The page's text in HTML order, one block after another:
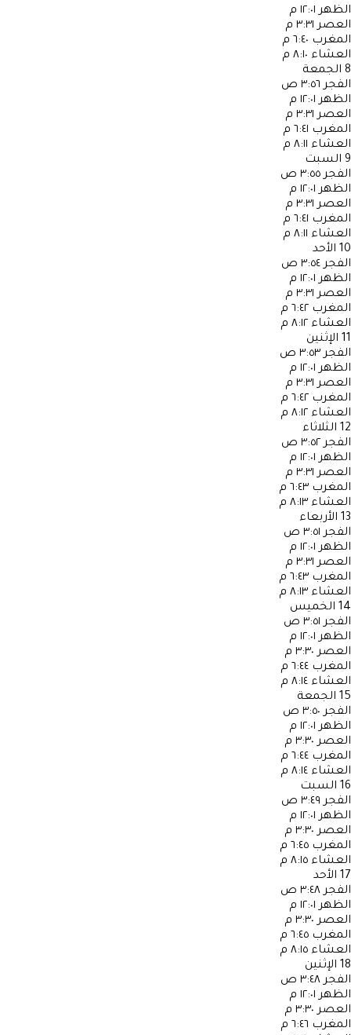
الظهر ١٢:٠١ م
العصر ٣:٣١ م
المغرب ٦:٤٠ م
العشاء ٨:١٠ م
8 الجمعة
الفجر ٣:٥٦ ص
الظهر ١٢:٠١ م
العصر ٣:٣١ م
المغرب ٦:٤١ م
العشاء ٨:١١ م
9 السبت
الفجر ٣:٥٥ ص
الظهر ١٢:٠١ م
العصر ٣:٣١ م
المغرب ٦:٤١ م
العشاء ٨:١١ م
10 الأحد
الفجر ٣:٥٤ ص
الظهر ١٢:٠١ م
العصر ٣:٣١ م
المغرب ٦:٤٢ م
العشاء ٨:١٢ م
11 الإثنين
الفجر ٣:٥٣ ص
الظهر ١٢:٠١ م
العصر ٣:٣١ م
المغرب ٦:٤٢ م
العشاء ٨:١٢ م
12 الثلاثاء
الفجر ٣:٥٢ ص
الظهر ١٢:٠١ م
العصر ٣:٣١ م
المغرب ٦:٤٣ م
العشاء ٨:١٣ م
13 الأربعاء
الفجر ٣:٥١ ص
الظهر ١٢:٠١ م
العصر ٣:٣١ م
المغرب ٦:٤٣ م
العشاء ٨:١٣ م
14 الخميس
الفجر ٣:٥١ ص
الظهر ١٢:٠١ م
العصر ٣:٣٠ م
المغرب ٦:٤٤ م
العشاء ٨:١٤ م
15 الجمعة
الفجر ٣:٥٠ ص
الظهر ١٢:٠١ م
العصر ٣:٣٠ م
المغرب ٦:٤٤ م
العشاء ٨:١٤ م
16 السبت
الفجر ٣:٤٩ ص
الظهر ١٢:٠١ م
العصر ٣:٣٠ م
المغرب ٦:٤٥ م
العشاء ٨:١٥ م
17 الأحد
الفجر ٣:٤٨ ص
الظهر ١٢:٠١ م
العصر ٣:٣٠ م
المغرب ٦:٤٥ م
العشاء ٨:١٥ م
18 الإثنين
الفجر ٣:٤٨ ص
الظهر ١٢:٠١ م
العصر ٣:٣٠ م
المغرب ٦:٤٦ م